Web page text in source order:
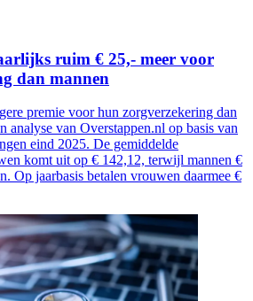
ruim € 25,- meer voor
dan mannen
premie voor hun zorgverzekering dan
analyse van Overstappen.nl op basis van
eind 2025. De gemiddelde
komt uit op € 142,12, terwijl mannen €
Op jaarbasis betalen vrouwen daarmee €